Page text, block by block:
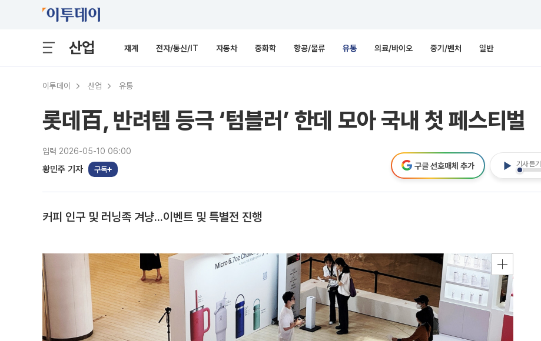
산업 재계 전자/통신/IT 자동차 중화학 항공/물류 유통 의료/바이오 중기/벤처 일반
이투데이 산업 유통
롯데百, 반려템 등극 ‘텀블러’ 한데 모아 국내 첫 페스티벌
입력 2026-05-10 06:00
황민주 기자 구독
기사 듣기
구글 선호매체 추가
커피 인구 및 러닝족 겨냥...이벤트 및 특별전 진행